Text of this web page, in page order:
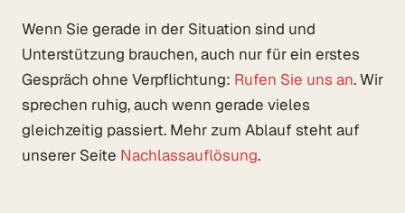
Wenn Sie gerade in der Situation sind und
Unterstützung brauchen, auch nur für ein erstes
Gespräch ohne Verpflichtung: Rufen Sie uns an. Wir
sprechen ruhig, auch wenn gerade vieles
gleichzeitig passiert. Mehr zum Ablauf steht auf
unserer Seite Nachlassauflösung.